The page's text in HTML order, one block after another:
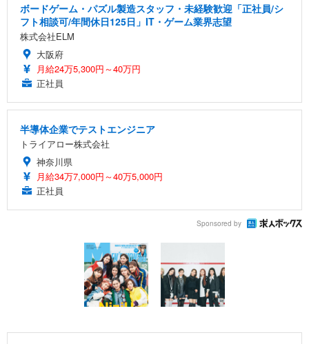
ボードゲーム・パズル製造スタッフ・未経験歓迎「正社員/シ
フト相談可/年間休日125日」IT・ゲーム業界志望
株式会社ELM
大阪府
月給24万5,300円～40万円
正社員
半導体企業でテストエンジニア
トライアロー株式会社
神奈川県
月給34万7,000円～40万5,000円
正社員
Sponsored by